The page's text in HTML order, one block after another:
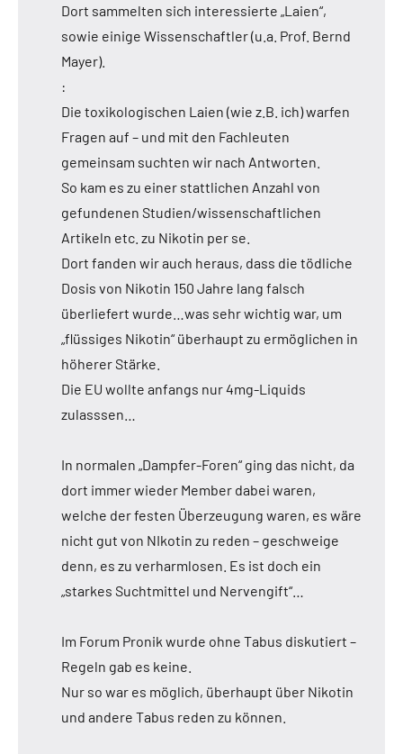
Dort sammelten sich interessierte „Laien“,
sowie einige Wissenschaftler (u.a. Prof. Bernd
Mayer).
:
Die toxikologischen Laien (wie z.B. ich) warfen
Fragen auf – und mit den Fachleuten
gemeinsam suchten wir nach Antworten.
So kam es zu einer stattlichen Anzahl von
gefundenen Studien/wissenschaftlichen
Artikeln etc. zu Nikotin per se.
Dort fanden wir auch heraus, dass die tödliche
Dosis von Nikotin 150 Jahre lang falsch
überliefert wurde…was sehr wichtig war, um
„flüssiges Nikotin“ überhaupt zu ermöglichen in
höherer Stärke.
Die EU wollte anfangs nur 4mg-Liquids
zulasssen…
In normalen „Dampfer-Foren“ ging das nicht, da
dort immer wieder Member dabei waren,
welche der festen Überzeugung waren, es wäre
nicht gut von NIkotin zu reden – geschweige
denn, es zu verharmlosen. Es ist doch ein
„starkes Suchtmittel und Nervengift“…
Im Forum Pronik wurde ohne Tabus diskutiert –
Regeln gab es keine.
Nur so war es möglich, überhaupt über Nikotin
und andere Tabus reden zu können.